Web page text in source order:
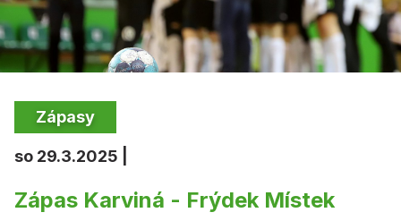
Zápasy
so 29.3.2025 |
Zápas Karviná - Frýdek Místek